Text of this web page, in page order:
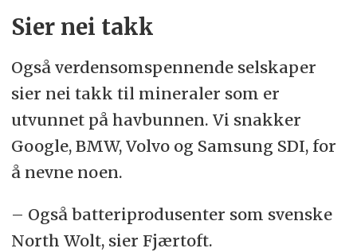
Sier nei takk
Også verdensomspennende selskaper
sier nei takk til mineraler som er
utvunnet på havbunnen. Vi snakker
Google, BMW, Volvo og Samsung SDI, for
å nevne noen.
– Også batteriprodusenter som svenske
North Wolt, sier Fjærtoft.